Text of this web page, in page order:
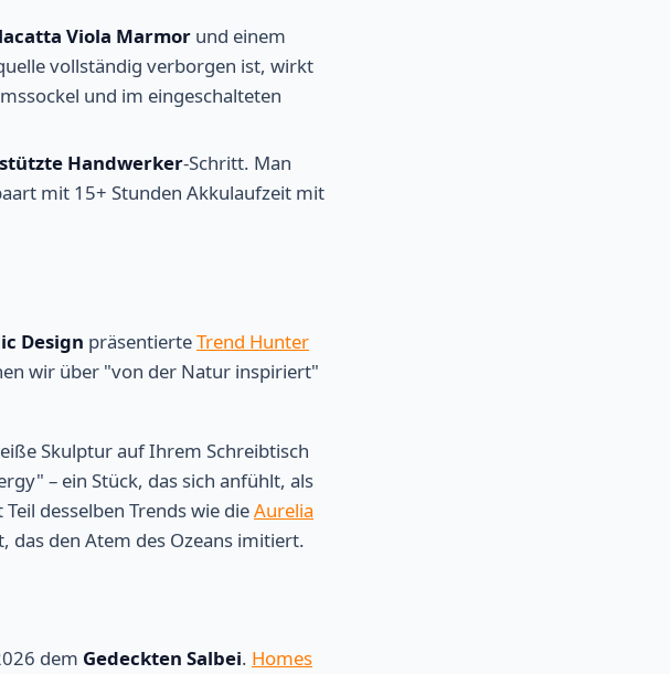
Viola Marmor und einem
vollständig verborgen ist, wirkt
und im eingeschalteten
Handwerker-Schritt. Man
mit 15+ Stunden Akkulaufzeit mit
Design präsentierteTrend Hunter
wir über "von der Natur inspiriert"
Skulptur auf Ihrem Schreibtisch
– ein Stück, das sich anfühlt, als
desselben Trends wie dieAurelia
das den Atem des Ozeans imitiert.
dem Gedeckten Salbei. Homes